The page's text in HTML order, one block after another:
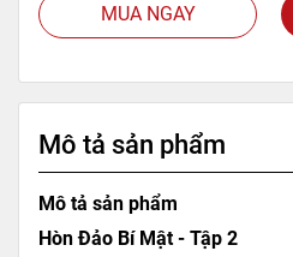
MUA NGAY
Mô tả sản phẩm
Mô tả sản phẩm
Hòn Đảo Bí Mật - Tập 2